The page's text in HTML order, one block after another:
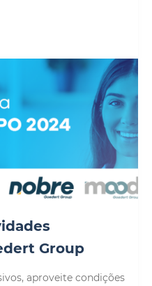
Group
aproveite condições